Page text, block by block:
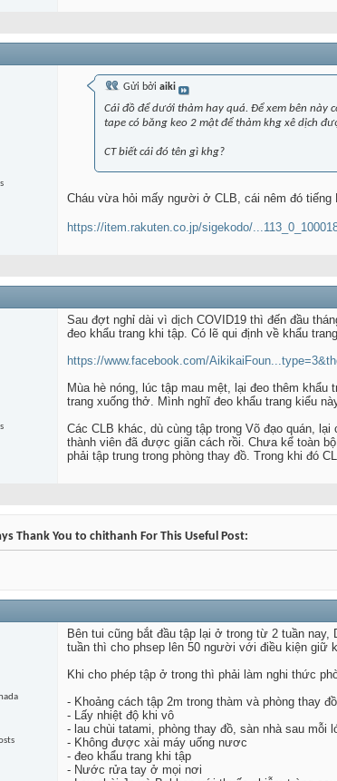
Gửi bởi aiki
Cái đồ để dưới thảm hay quá. Để xem bên này
tape có băng keo 2 mật để thảm khg xê dịch
CT biết cái đó tên gì khg?
Cháu vừa hỏi mấy người ở CLB, cái nêm đó tiếng
https://item.rakuten.co.jp/sigekodo/
Sau đợt nghỉ dài vì dịch COVID19 thì đến đầu
đeo khẩu trang khi tập. Có lẽ qui định về khẩu
https://www.facebook.com/
Mùa hè nóng, lúc tập mau mệt, lại đeo thêm
trang xuống thở. Mình nghĩ đeo khẩu trang kiểu
Các CLB khác, dù cùng tập trong Võ đạo quán,
thành viên đã được giãn cách rồi. Chưa kể toàn
phải tập trung trong phòng thay đồ. Trong khi đó
Thank You to chithanh For This Useful Post:
Bên tui cũng bắt đầu tập lại ở trong từ 2 tuần
tuần thì cho phsep lên 50 người với điều kiện giữ
Khi cho phép tập ở trong thì phải làm nghi thức
- Khoảng cách tập 2m trong thàm và phòng thay đồ
- Lấy nhiệt độ khi vô
- lau chùi tatami, phòng thay đồ, sàn nhà sau mỗi
- Không được xài máy uống nươc
- đeo khẩu trang khi tập
- Nước rửa tay ở mọi nơi